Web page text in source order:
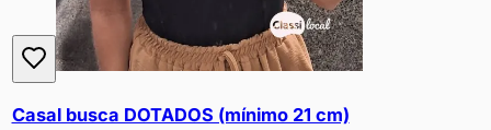
Casal busca DOTADOS (mínimo 21 cm)